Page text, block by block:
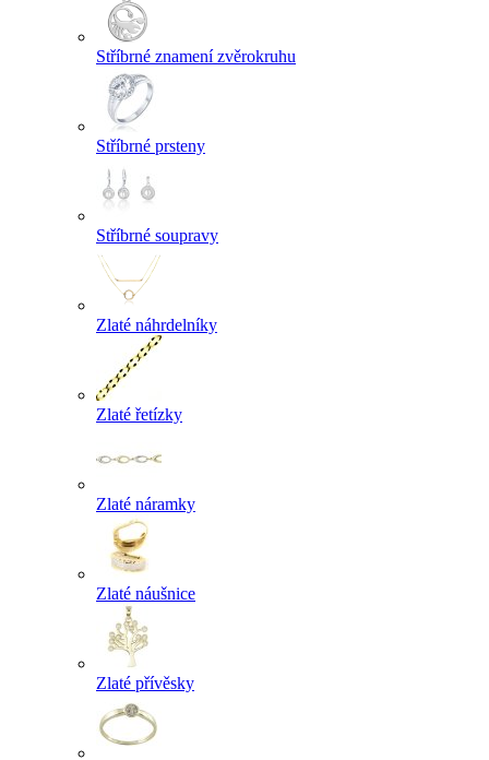
Stříbrné znamení zvěrokruhu
Stříbrné prsteny
Stříbrné soupravy
Zlaté náhrdelníky
Zlaté řetízky
Zlaté náramky
Zlaté náušnice
Zlaté přívěsky